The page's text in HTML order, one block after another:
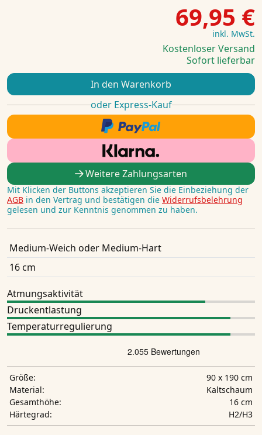
69,95 €
inkl. MwSt.
Kostenloser Versand
Sofort lieferbar
In den Warenkorb
oder Express-Kauf
Weitere Zahlungsarten
Mit Klicken der Buttons akzeptieren Sie die Einbeziehung der
AGB in den Vertrag und bestätigen die Widerrufsbelehrung
gelesen und zur Kenntnis genommen zu haben.
Medium-Weich oder Medium-Hart
16 cm
Atmungsaktivität
Druckentlastung
Temperaturregulierung
Größe:
90 x 190 cm
Material:
Kaltschaum
Gesamthöhe:
16 cm
Härtegrad:
H2/H3